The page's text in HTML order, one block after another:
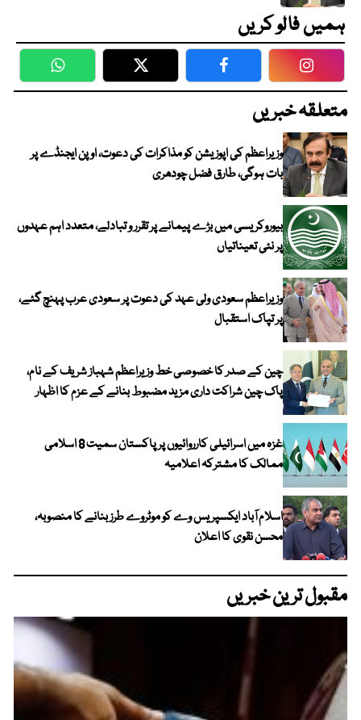
ہمیں فالو کریں
WhatsApp Twitter Facebook
متعلقہ خبریں
وزیراعظم کی اپوزیشن کو مذاکرات کی دعوت، اوپن ایجنڈے پر
بات ہوگی، طارق فضل چودھری
بیوروکریسی میں بڑے پیمانے پر تقرر و تبادلے، متعدد اہم عہدوں
پر نئی تعیناتیاں
وزیراعظم سعودی ولی عہد کی دعوت پر سعودی عرب پہنچ گئے،
پر تپاک استقبال
چین کے صدر کا خصوصی خط وزیراعظم شہباز شریف کے نام،
پاک چین شراکت داری مزید مضبوط بنانے کے عزم کا اظہار
غزہ میں اسرائیلی کارروائیوں پر پاکستان سمیت 8 اسلامی
ممالک کا مشترکہ اعلامیہ
اسلام آباد ایکسپریس وے کو موٹروے طرز بنانے کا منصوبہ،
محسن نقوی کا اعلان
مقبول ترین خبریں